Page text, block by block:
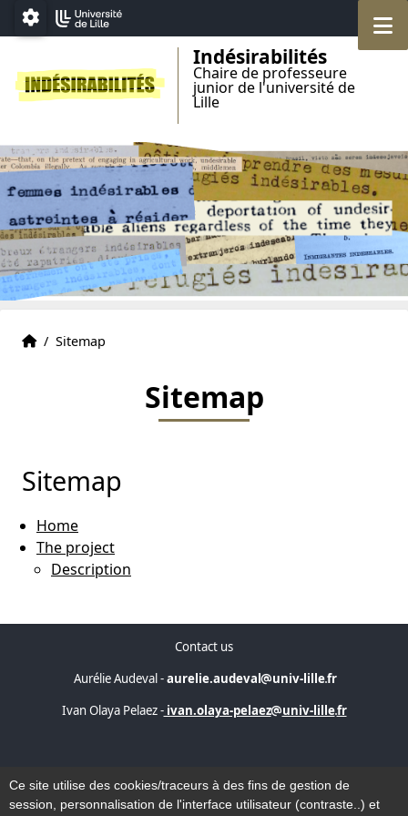
Accéder au menu principal
Accéder au contenu
Paramétrage
Indésirabilités
Chaire de professeure
junior de l'université de
Lille
Home
Accueil
/ Sitemap
Sitemap
Sitemap
Home
The project
Description
Contact us
Aurélie Audeval -aurelie.audeval univ-lillefr
Ivan Olaya Pelaez -ivan.olaya-pelaez univ-lillefr
Accessibility
Sitemap
Ce site utilise des cookies/traceurs à des fins de gestion de
session, personnalisation de l'interface utilisateur (contraste..) et